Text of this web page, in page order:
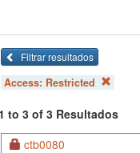
Filtrar resultados
Access: Restricted
to 3 of 3 Resultados
ctb0080